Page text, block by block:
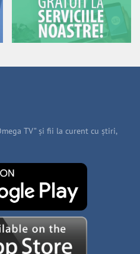
TV” și fii la curent cu știri,